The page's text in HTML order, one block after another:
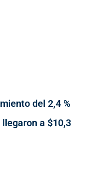
del 2,4 %
a $10,3